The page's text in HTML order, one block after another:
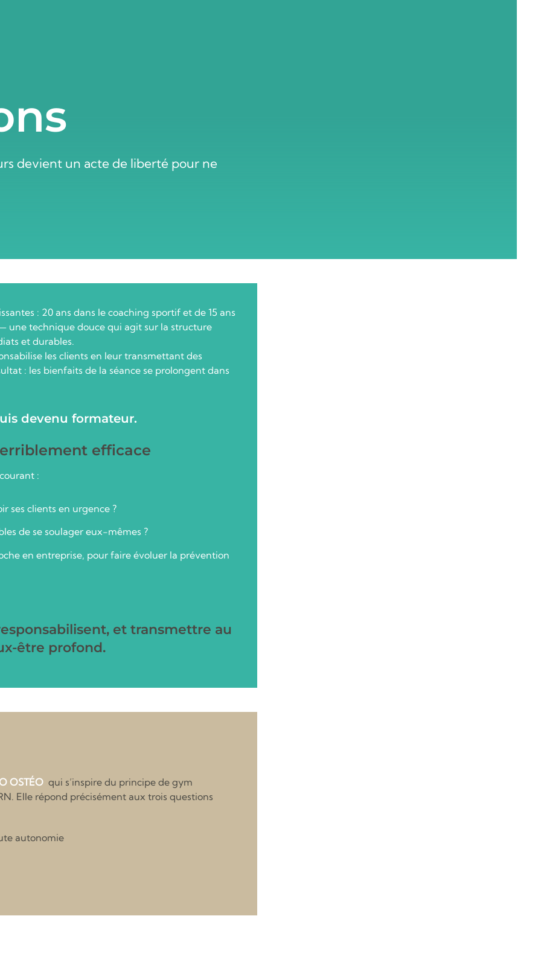
devient un acte de liberté pour ne
: 20 ans dans le coaching sportif et de 15 ans
une technique douce qui agit sur la structure
et durables.
les clients en leur transmettant des
: les bienfaits de la séance se prolongent dans
devenu formateur.
efficace
:
ses clients en urgence ?
de se soulager eux-mêmes ?
en entreprise, pour faire évoluer la prévention
et transmettre au
être profond.
OSTÉO qui s’inspire du principe de gym
Elle répond précisément aux trois questions
autonomie